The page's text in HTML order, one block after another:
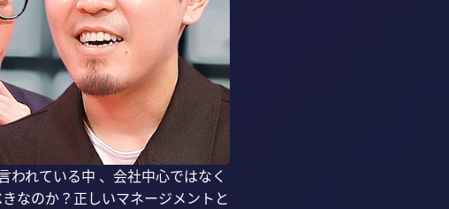
われている中 、会社中心ではなく
なのか？正しいマネージメントと